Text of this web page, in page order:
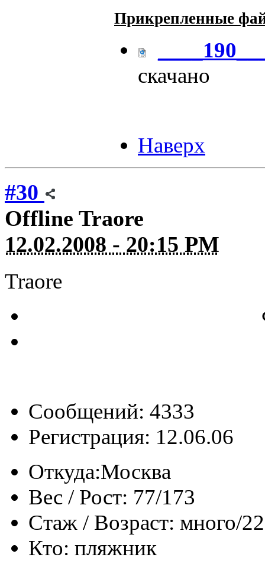
Прикрепленные
скачано
Наверх
#30
Offline Traore
12.02.2008 - 20:15 PM
Traore
Сообщений: 4333
Регистрация: 12.06.06
Откуда:Москва
Вес / Рост: 77/173
Стаж / Возраст: много/22
Кто: пляжник